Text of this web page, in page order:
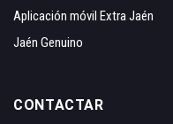
Aplicación móvil Extra Jaén
Jaén Genuino
CONTACTAR